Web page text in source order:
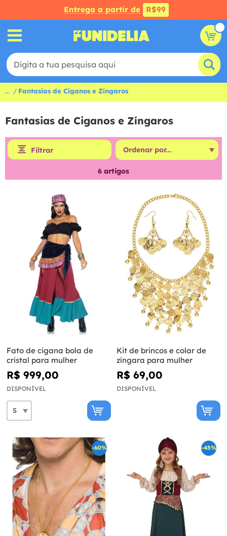
Entrega a partir de R$99
... Fantasias de Ciganos e Zíngaros
Fantasias de Ciganos e Zíngaros
Filtrar
6 artigos
Fato de cigana bola de
cristal para mulher
R$ 999,00
DISPONÍVEL
Kit de brincos e colar de
zíngara para mulher
R$ 69,00
DISPONÍVEL
-60% -45%